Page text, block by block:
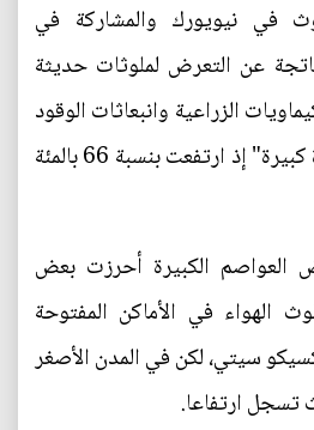
في نيويورك والمشاركة في
عن التعرض لملوثات حديثة
الزراعية وانبعاثات الوقود
الأحفوري "تسجل زيادة كبيرة" إذ ارتفعت بنسبة 66 بالمئة
العواصم الكبيرة أحرزت بعض
الهواء في الأماكن المفتوحة
سيتي، لكن في المدن الأصغر
تسجل ارتفاعا.